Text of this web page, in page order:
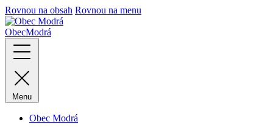
Rovnou na obsah Rovnou na menu
ObecModrá
Menu
Obec Modrá